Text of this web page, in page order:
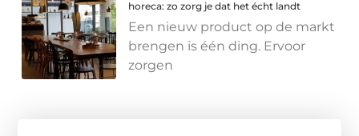
horeca: zo zorg je dat het écht landt
Een nieuw product op de markt
brengen is één ding. Ervoor
zorgen